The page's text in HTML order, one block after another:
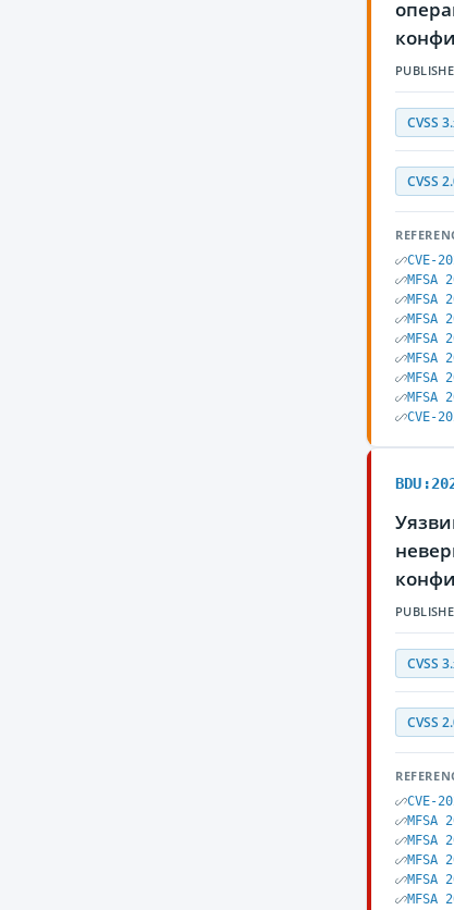
CVSS
CVSS
CVE-
MFSA
MFSA
MFSA
MFSA
MFSA
MFSA
MFSA
CVE-
CVSS
CVSS
CVE-
MFSA
MFSA
MFSA
MFSA
MFSA